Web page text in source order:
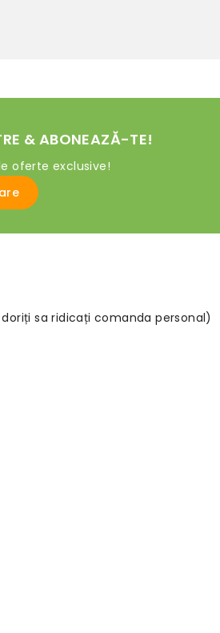
& ABONEAZĂ-TE!
oferte exclusive!
sa ridicați comanda personal)